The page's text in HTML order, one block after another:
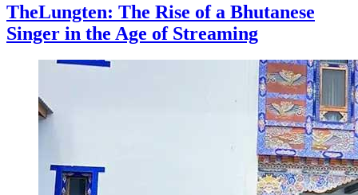
TheLungten: The Rise of a Bhutanese
Singer in the Age of Streaming